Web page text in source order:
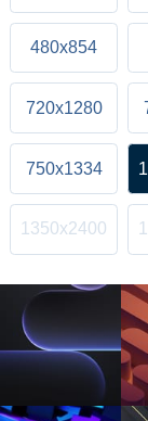
480x854
720x1280
750x1334
1350x2400